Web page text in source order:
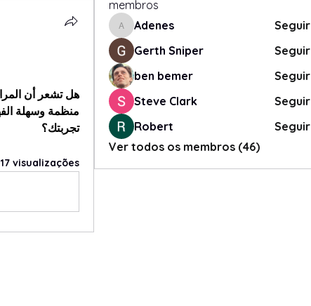
تجربتك؟
17 visualizações
membros
Adenes
Adenes
Seguir
Gerth Sniper
Seguir
ben bemer
Seguir
Steve Clark
Seguir
Robert
Seguir
Ver todos os membros (46)